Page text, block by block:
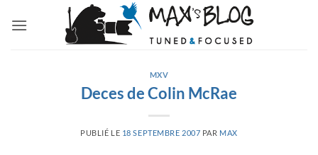
MXV
Deces de Colin McRae
PUBLIÉ LE 18 SEPTEMBRE 2007 PAR MAX